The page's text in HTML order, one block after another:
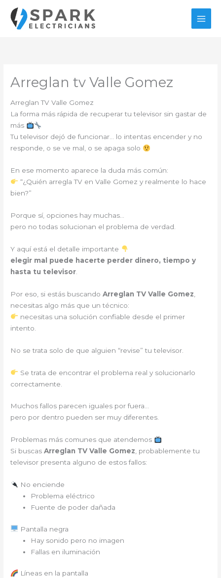
contenido
Arreglan tv Valle Gomez
Arreglan TV Valle Gomez
La forma más rápida de recuperar tu televisor sin gastar de
más
Tu televisor dejó de funcionar… lo intentas encender y no
responde, o se ve mal, o se apaga solo
En ese momento aparece la duda más común:
“¿Quién arregla TV en Valle Gomez y realmente lo hace
bien?”
Porque sí, opciones hay muchas…
pero no todas solucionan el problema de verdad.
Y aquí está el detalle importante
elegir mal puede hacerte perder dinero, tiempo y
hasta tu televisor
Por eso, si estás buscandoArreglan TV Valle Gomez
necesitas algo más que un técnico:
necesitas una solución confiable desde el primer
intento.
No se trata solo de que alguien “revise” tu televisor.
Se trata de encontrar el problema real y solucionarlo
correctamente.
Muchos fallos parecen iguales por fuera…
pero por dentro pueden ser muy diferentes.
Problemas más comunes que atendemos
Si buscasArreglan TV Valle Gomez, probablemente tu
televisor presenta alguno de estos fallos:
No enciende
Problema eléctrico
Fuente de poder dañada
Pantalla negra
Hay sonido pero no imagen
Fallas en iluminación
Líneas en la pantalla